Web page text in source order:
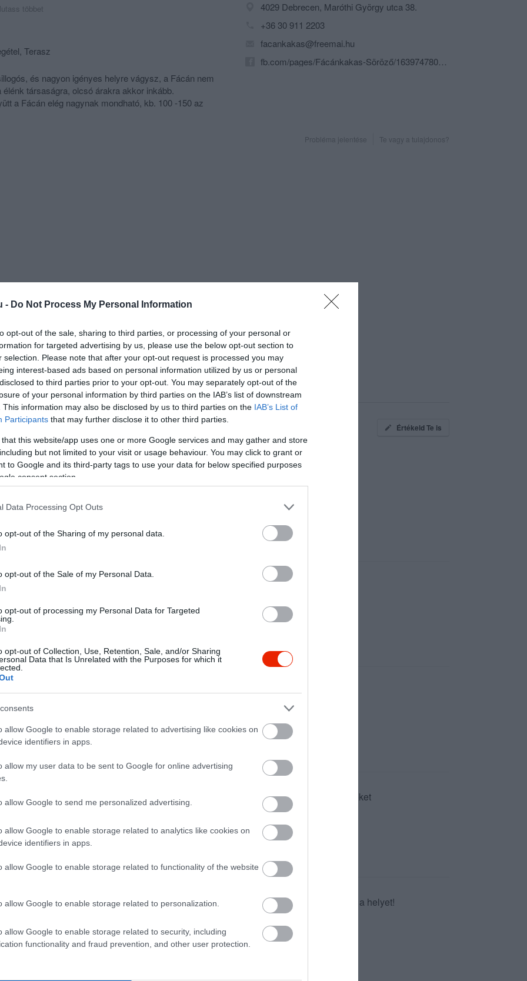
- Do Not Process My Personal Information
opt-out of the sale, sharing to third parties, or processing of your personal or
for targeted advertising by us, please use the below opt-out section to
selection. Please note that after your opt-out request is processed you may
interest-based ads based on personal information utilized by us or personal
to third parties prior to your opt-out. You may separately opt-out of the
of your personal information by third parties on the IAB’s list of downstream
This information may also be disclosed by us to third parties on the IAB’s List of
Participants that may further disclose it to other third parties.
that this website/app uses one or more Google services and may gather and store
but not limited to your visit or usage behaviour. You may click to grant or
to Google and its third-party tags to use your data for below specified purposes
consent section.
Data Processing Opt Outs
opt-out of the Sharing of my personal data.
opt-out of the Sale of my Personal Data.
opt-out of processing my Personal Data for Targeted
opt-out of Collection, Use, Retention, Sale, and/or Sharing
Data that Is Unrelated with the Purposes for which it
allow Google to enable storage related to advertising like cookies on
identifiers in apps.
allow my user data to be sent to Google for online advertising
allow Google to send me personalized advertising.
allow Google to enable storage related to analytics like cookies on
identifiers in apps.
allow Google to enable storage related to functionality of the website
allow Google to enable storage related to personalization.
allow Google to enable storage related to security, including
functionality and fraud prevention, and other user protection.
többet
Terasz
és nagyon igényes helyre vágysz, a Fácán nem
élénk társaságra, olcsó árakra akkor inkább.
a Fácán elég nagynak mondható, kb. 100 -150 az
4029 Debrecen, Maróthi György utca 38.
+36 30 911 2203
facankakas@freemai.hu
fb.com/pages/Fácánkakas-Söröző/163974780311899
Probléma jelentése Te vagy a tulajdonos?
Értékeld Te is
árak, isteni gyros és pizza! van csocsó, és darts is.
akik még be se töltötték a 18.at és a pultosok gond nélkül kiszolgálják őket
is kiskorúak kiszolgálása alkoholos itallal!!!!!!!!!!!!!!
egy éve járok oda szinte minden nap ott vagyok. Nagy hangulat, jó zene. Ajánlom a helyet!